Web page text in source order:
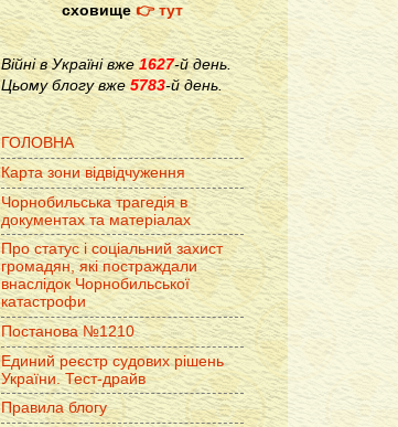
сховище👉 тут
Війні в Україні вже1627-й день.
Цьому блогу вже 5783-й день.
ГОЛОВНА
Карта зони відвідчуження
Чорнобильська трагедія в
документах та матеріалах
Про статус і соціальний захист
громадян, які постраждали
внаслідок Чорнобильської
катастрофи
Постанова №1210
Единий реєстр судових рішень
України. Тест-драйв
Правила блогу